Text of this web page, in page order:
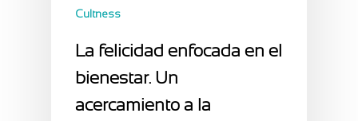
Cultness
La felicidad enfocada en el
bienestar. Un
acercamiento a la